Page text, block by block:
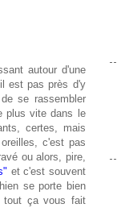
autour d'une
il est pas près d'y
se rassembler
plus vite dans le
certes, mais
c'est pas
ou alors, pire,
et c'est souvent
se porte bien
tout ça vous fait